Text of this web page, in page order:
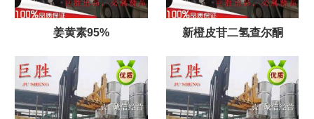
姜黄素95% 新橙皮苷二氢查尔酮